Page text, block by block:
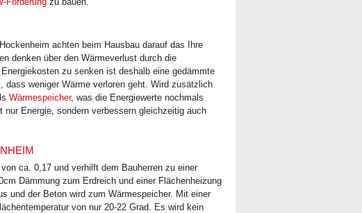
achten beim Hausbau darauf das Ihre
denken über den Wärmeverlust durch die
zu senken ist deshalb eine gedämmte
weniger Wärme verloren geht. Wird zusätzlich
Wärmespeicher, was die Energiewerte nochmals
Energie, sondern verbessern gleichzeitig auch
ca. 0,17 und verhilft dem Bauherren zu einer
Dämmung zum Erdreich und einer Flächenheizung
und der Beton wird zum Wärmespeicher. Mit einer
von nur 20-22 Grad. Es wird kein